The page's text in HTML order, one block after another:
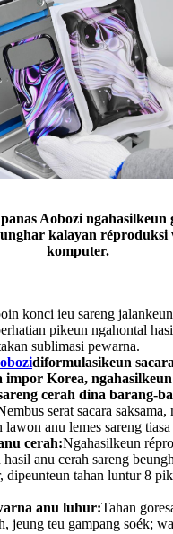
Aobozi ngahasilkeun
kalayan réproduksi
komputer.
konci ieu sareng
pikeun ngahontal
sublimasi pewarna.
diformulasikeun
impor Korea,
cerah dina barang-
serat sacara
anu lemes sareng tiasa
cerah:Ngahasilkeun
anu cerah sareng
dipeunteun tahan luntur 8
anu luhur:Tahan
jeung teu gampang soék;